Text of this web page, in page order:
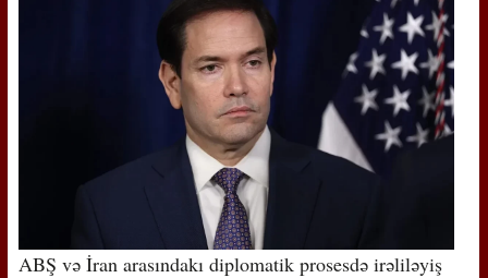
ABŞ və İran arasındakı diplomatik prosesdə irəliləyiş